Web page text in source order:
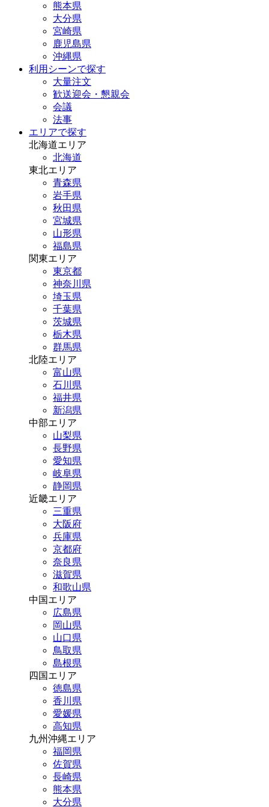
熊本県
大分県
宮崎県
鹿児島県
沖縄県
利用シーンで探す
大量注文
歓送迎会・懇親会
会議
法事
エリアで探す
北海道エリア
北海道
東北エリア
青森県
岩手県
秋田県
宮城県
山形県
福島県
関東エリア
東京都
神奈川県
埼玉県
千葉県
茨城県
栃木県
群馬県
北陸エリア
富山県
石川県
福井県
新潟県
中部エリア
山梨県
長野県
愛知県
岐阜県
静岡県
近畿エリア
三重県
大阪府
兵庫県
京都府
奈良県
滋賀県
和歌山県
中国エリア
広島県
岡山県
山口県
鳥取県
島根県
四国エリア
徳島県
香川県
愛媛県
高知県
九州沖縄エリア
福岡県
佐賀県
長崎県
熊本県
大分県